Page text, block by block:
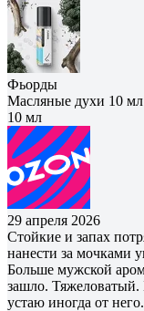
Фьорды
Масляные духи 10 мл
10 мл
29 апреля 2026
Стойкие и запах
нанести за мочками
Больше мужской
зашло. Тяжеловатый.
устаю иногда от него.